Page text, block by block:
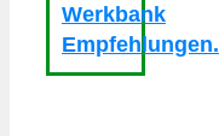
Werkbank
Empfehlungen.